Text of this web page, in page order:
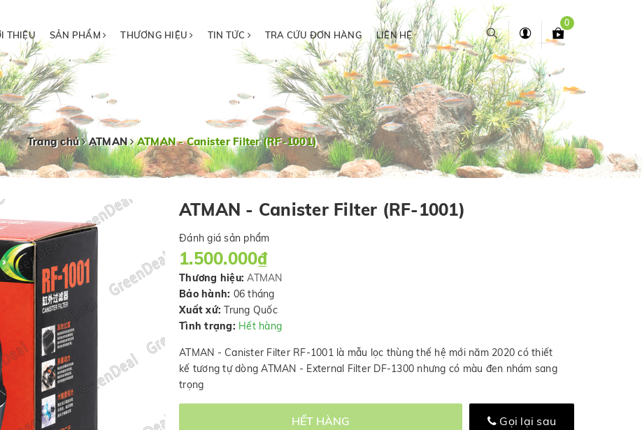
THIỆU SẢN PHẨM THƯƠNG HIỆU TIN TỨC TRA CỨU ĐƠN HÀNG LIÊN HỆ
0
Trang chủ ATMAN ATMAN - Canister Filter (RF-1001)
ATMAN - Canister Filter (RF-1001)
Đánh giá sản phẩm
1.500.000₫
Thương hiệu: ATMAN
Bảo hành: 06 tháng
Xuất xứ: Trung Quốc
Tình trạng: Hết hàng
ATMAN - Canister Filter RF-1001 là mẫu lọc thùng thế hệ mới năm 2020 có thiết
kế tương tự dòng ATMAN - External Filter DF-1300 nhưng có màu đen nhám sang
trọng
HẾT HÀNG Gọi lại sau